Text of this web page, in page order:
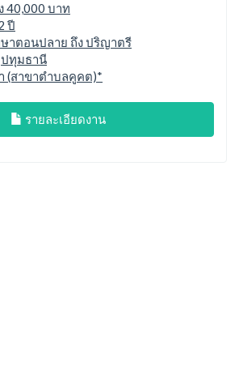
40,000 บาท
ปี
าตอนปลาย ถึง ปริญาตรี
ปทุมธานี
(สาขาตำบลคูคต)*
รายละเอียดงาน